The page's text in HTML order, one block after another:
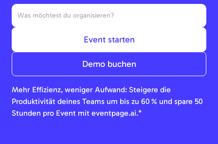
Event starten
Demo buchen
Mehr Effizienz, weniger Aufwand: Steigere die
Produktivität deines Teams um bis zu 60 % und spare 50
Stunden pro Event mit eventpage.ai.*